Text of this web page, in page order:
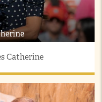
Catherine